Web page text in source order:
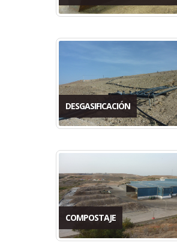
DESGASIFICACIÓN
COMPOSTAJE